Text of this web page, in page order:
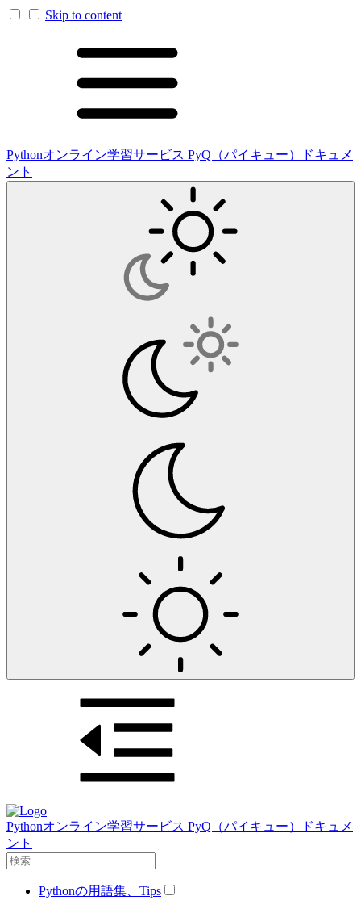
Skip to content
Pythonオンライン学習サービス PyQ（パイキュー）ドキュメ
ント
Pythonオンライン学習サービス PyQ（パイキュー）ドキュメ
ント
Pythonの用語集、Tips